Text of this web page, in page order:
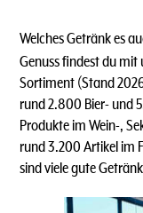
Welches Getränk es
Genuss findest du mit
Sortiment (Stand
rund 2.800 Bier- und
Produkte im Wein-,
rund 3.200 Artikel im
sind viele gute